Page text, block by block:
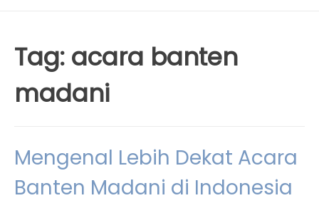
Tag: acara banten
madani
Mengenal Lebih Dekat Acara
Banten Madani di Indonesia